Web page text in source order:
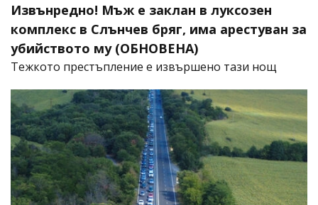
Извънредно! Мъж е заклан в луксозен
комплекс в Слънчев бряг, има арестуван за
убийството му (ОБНОВЕНА)
​Тежкото престъпление е извършено тази нощ